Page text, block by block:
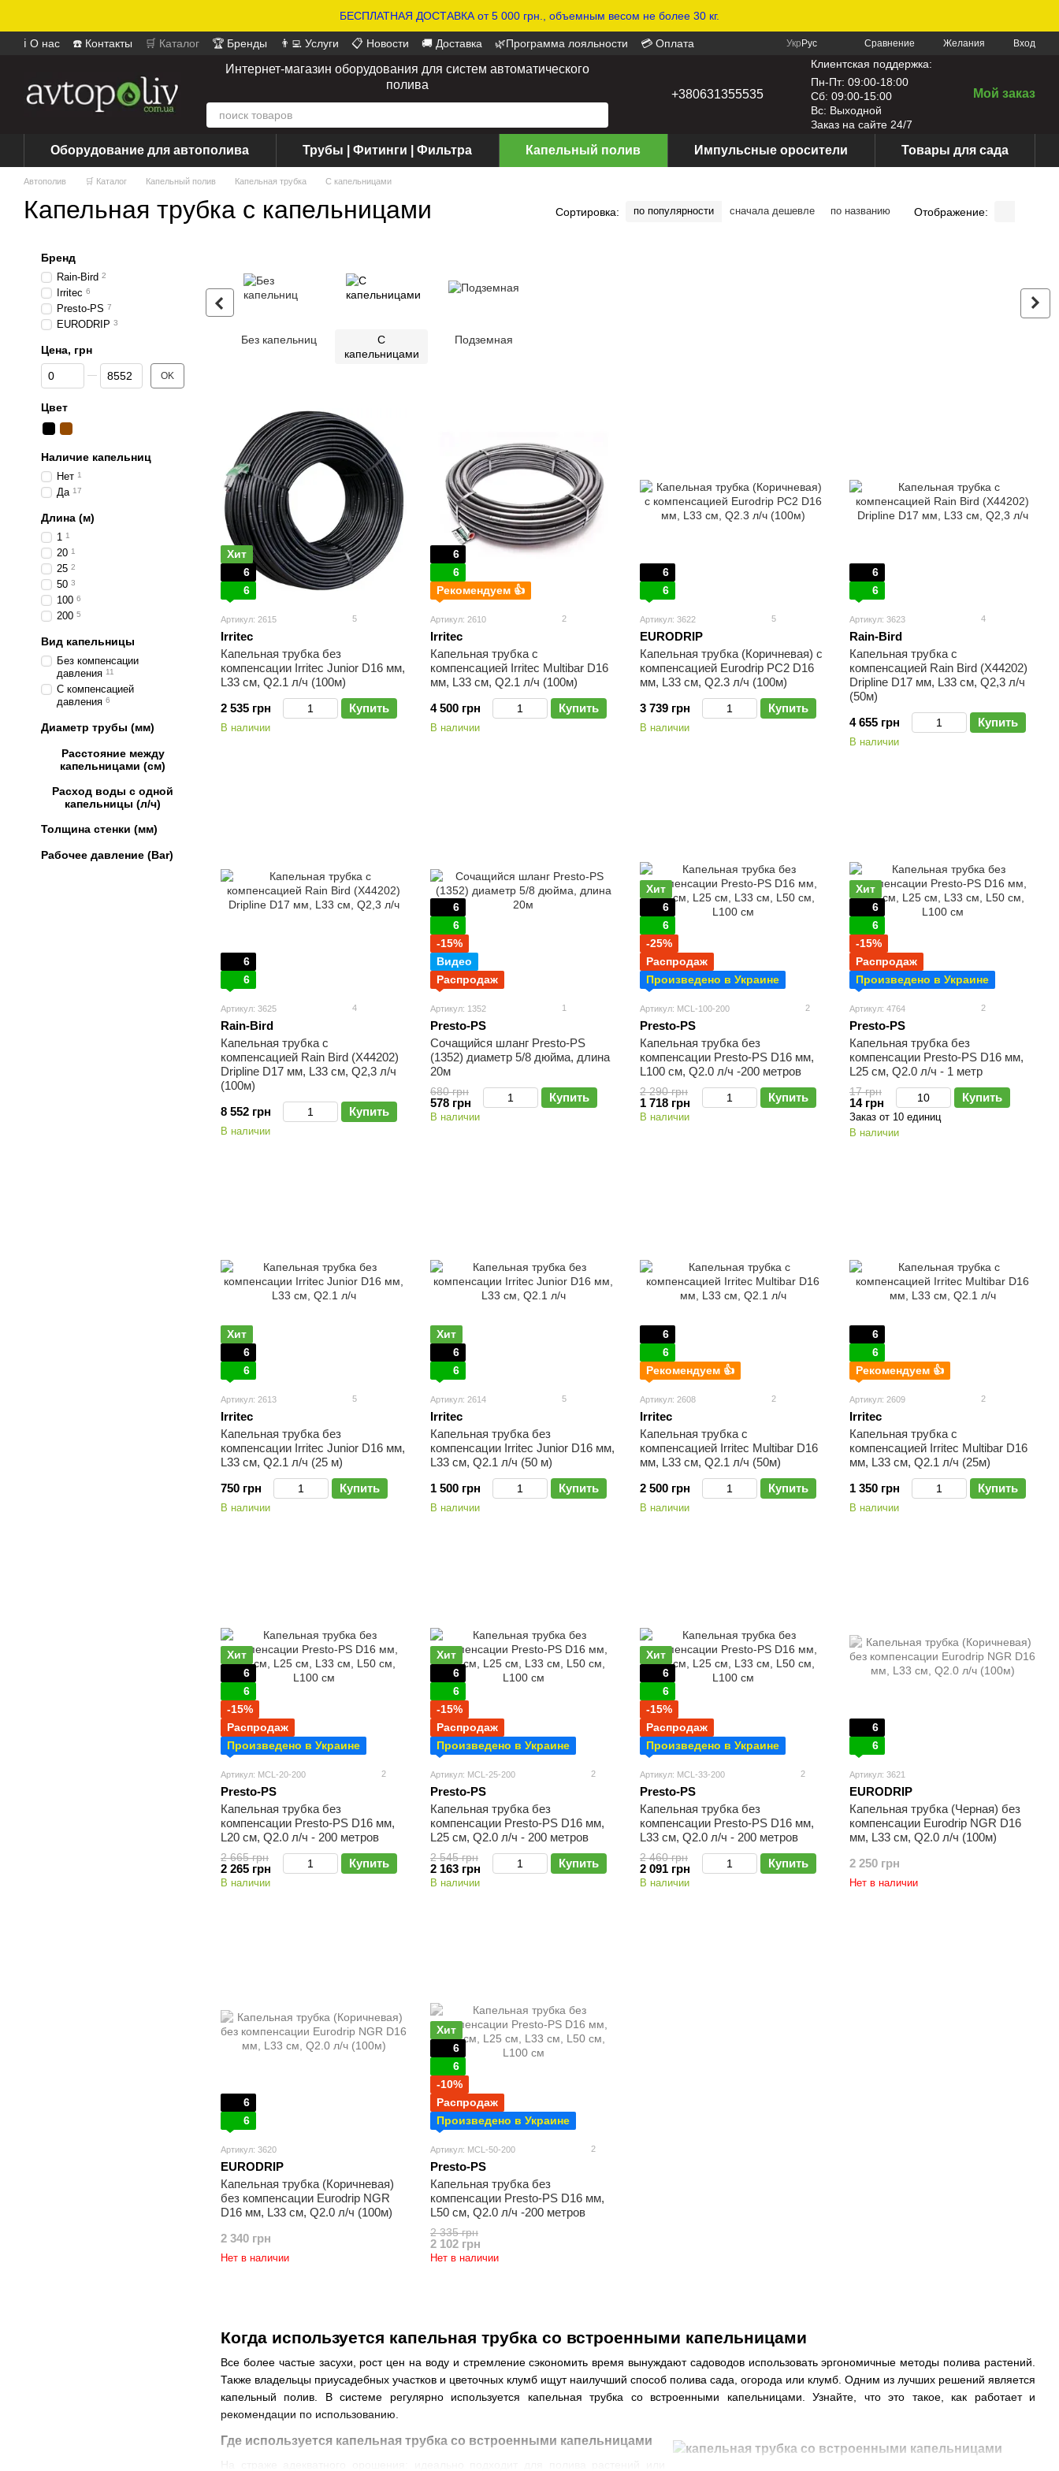
БЕСПЛАТНАЯ ДОСТАВКА от 5 000 грн., объемным весом не более 30 кг.
ℹ️ О нас ☎️ Контакты 🛒 Каталог 🏆 Бренды 👨‍💻 Услуги 📋 Новости 🚚 Доставка 🌿Программа лояльности
💳 Оплата
Укр Рус Сравнение Желания Вход
Интернет-магазин оборудования для систем автоматического
полива
+380631355535
Клиентская поддержка:
Пн-Пт: 09:00-18:00
Сб: 09:00-15:00
Вс: Выходной
Заказ на сайте 24/7
Мой заказ
Оборудование для автополива Трубы | Фитинги | Фильтра Капельный полив Импульсные оросители Товары для сада
Автополив 🛒 Каталог Капельный полив Капельная трубка С капельницами
Капельная трубка с капельницами Сортировка: по популярности сначала дешевле по названию Отображение:
Без капельниц
С
капельницами
Подземная
Когда используется капельная трубка со встроенными капельницами
Все более частые засухи, рост цен на воду и стремление сэкономить время вынуждают садоводов использовать эргономичные методы полива растений.
Также владельцы приусадебных участков и цветочных клумб ищут наилучший способ полива сада, огорода или клумб. Одним из лучших решений является
капельный полив. В системе регулярно используется капельная трубка со встроенными капельницами. Узнайте, что это такое, как работает и
рекомендации по использованию.
Где используется капельная трубка со встроенными капельницами
Хит
6
6
Артикул: 2615 5
Irritec
Капельная трубка без
компенсации Irritec Junior D16 мм,
L33 см, Q2.1 л/ч (100м)
2 535 грн
Купить
В наличии
6
6
Рекомендуем 👍
Артикул: 2610 2
Irritec
Капельная трубка с
компенсацией Irritec Multibar D16
мм, L33 см, Q2.1 л/ч (100м)
4 500 грн
Купить
В наличии
6
6
Артикул: 3622 5
EURODRIP
Капельная трубка (Коричневая) с
компенсацией Eurodrip PC2 D16
мм, L33 см, Q2.3 л/ч (100м)
3 739 грн
Купить
В наличии
6
6
Артикул: 3623 4
Rain-Bird
Капельная трубка с
компенсацией Rain Bird (X44202)
Dripline D17 мм, L33 см, Q2,3 л/ч
(50м)
4 655 грн
Купить
В наличии
6
6
Артикул: 3625 4
Rain-Bird
Капельная трубка с
компенсацией Rain Bird (X44202)
Dripline D17 мм, L33 см, Q2,3 л/ч
(100м)
8 552 грн
Купить
В наличии
6
6
-15%
Видео
Распродаж
Артикул: 1352 1
Presto-PS
Сочащийся шланг Presto-PS
(1352) диаметр 5/8 дюйма, длина
20м
680 грн
578 грн Купить
В наличии
Хит
6
6
-25%
Распродаж
Произведено в Украине
Артикул: MCL-100-200 2
Presto-PS
Капельная трубка без
компенсации Presto-PS D16 мм,
L100 см, Q2.0 л/ч -200 метров
2 290 грн
1 718 грн Купить
В наличии
Хит
6
6
-15%
Распродаж
Произведено в Украине
Артикул: 4764 2
Presto-PS
Капельная трубка без
компенсации Presto-PS D16 мм,
L25 см, Q2.0 л/ч - 1 метр
17 грн
14 грн Купить
Заказ от 10 единиц
В наличии
Хит
6
6
Артикул: 2613 5
Irritec
Капельная трубка без
компенсации Irritec Junior D16 мм,
L33 см, Q2.1 л/ч (25 м)
750 грн
Купить
В наличии
Хит
6
6
Артикул: 2614 5
Irritec
Капельная трубка без
компенсации Irritec Junior D16 мм,
L33 см, Q2.1 л/ч (50 м)
1 500 грн
Купить
В наличии
6
6
Рекомендуем 👍
Артикул: 2608 2
Irritec
Капельная трубка с
компенсацией Irritec Multibar D16
мм, L33 см, Q2.1 л/ч (50м)
2 500 грн
Купить
В наличии
6
6
Рекомендуем 👍
Артикул: 2609 2
Irritec
Капельная трубка с
компенсацией Irritec Multibar D16
мм, L33 см, Q2.1 л/ч (25м)
1 350 грн
Купить
В наличии
Хит
6
6
-15%
Распродаж
Произведено в Украине
Артикул: MCL-20-200 2
Presto-PS
Капельная трубка без
компенсации Presto-PS D16 мм,
L20 см, Q2.0 л/ч - 200 метров
2 665 грн
2 265 грн Купить
В наличии
Хит
6
6
-15%
Распродаж
Произведено в Украине
Артикул: MCL-25-200 2
Presto-PS
Капельная трубка без
компенсации Presto-PS D16 мм,
L25 см, Q2.0 л/ч - 200 метров
2 545 грн
2 163 грн Купить
В наличии
Хит
6
6
-15%
Распродаж
Произведено в Украине
Артикул: MCL-33-200 2
Presto-PS
Капельная трубка без
компенсации Presto-PS D16 мм,
L33 см, Q2.0 л/ч - 200 метров
2 460 грн
2 091 грн Купить
В наличии
6
6
Артикул: 3621
EURODRIP
Капельная трубка (Черная) без
компенсации Eurodrip NGR D16
мм, L33 см, Q2.0 л/ч (100м)
2 250 грн
Нет в наличии
6
6
Артикул: 3620
EURODRIP
Капельная трубка (Коричневая)
без компенсации Eurodrip NGR
D16 мм, L33 см, Q2.0 л/ч (100м)
2 340 грн
Нет в наличии
Хит
6
6
-10%
Распродаж
Произведено в Украине
Артикул: MCL-50-200 2
Presto-PS
Капельная трубка без
компенсации Presto-PS D16 мм,
L50 см, Q2.0 л/ч -200 метров
2 335 грн
2 102 грн
Нет в наличии
Бренд
Rain-Bird 2
Irritec 6
Presto-PS 7
EURODRIP 3
Цена, грн
От Цена, грн
До Цена, грн OK
Цвет
Наличие капельниц
Нет 1
Да 17
Длина (м)
1 1
20 1
25 2
50 3
100 6
200 5
Вид капельницы
Без компенсации
давления 11
С компенсацией
давления 6
Диаметр трубы (мм)
Расстояние между
капельницами (см)
Расход воды с одной
капельницы (л/ч)
Толщина стенки (мм)
Рабочее давление (Bar)